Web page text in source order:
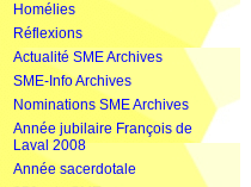
Homélies
Réflexions
Actualité SME Archives
SME-Info Archives
Nominations SME Archives
Année jubilaire François de
Laval 2008
Année sacerdotale